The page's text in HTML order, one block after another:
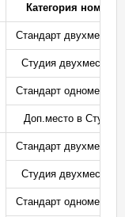
Категория номера
Стандарт
Студия двухместный
Стандарт
Доп.место в Студии
Стандарт
Студия двухместный
Стандарт